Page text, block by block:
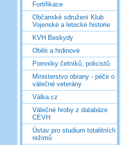
Fortifikace
Občanské sdružení Klub
Vojenské a letecké historie
KVH Beskydy
Oběti a hrdinové
Pomníky četníků, policistů
Ministerstvo obrany - péče o
válečné veterány
Válka.cz
Válečné hroby z databáze
CEVH
Ústav pro studium totalitních
režimů